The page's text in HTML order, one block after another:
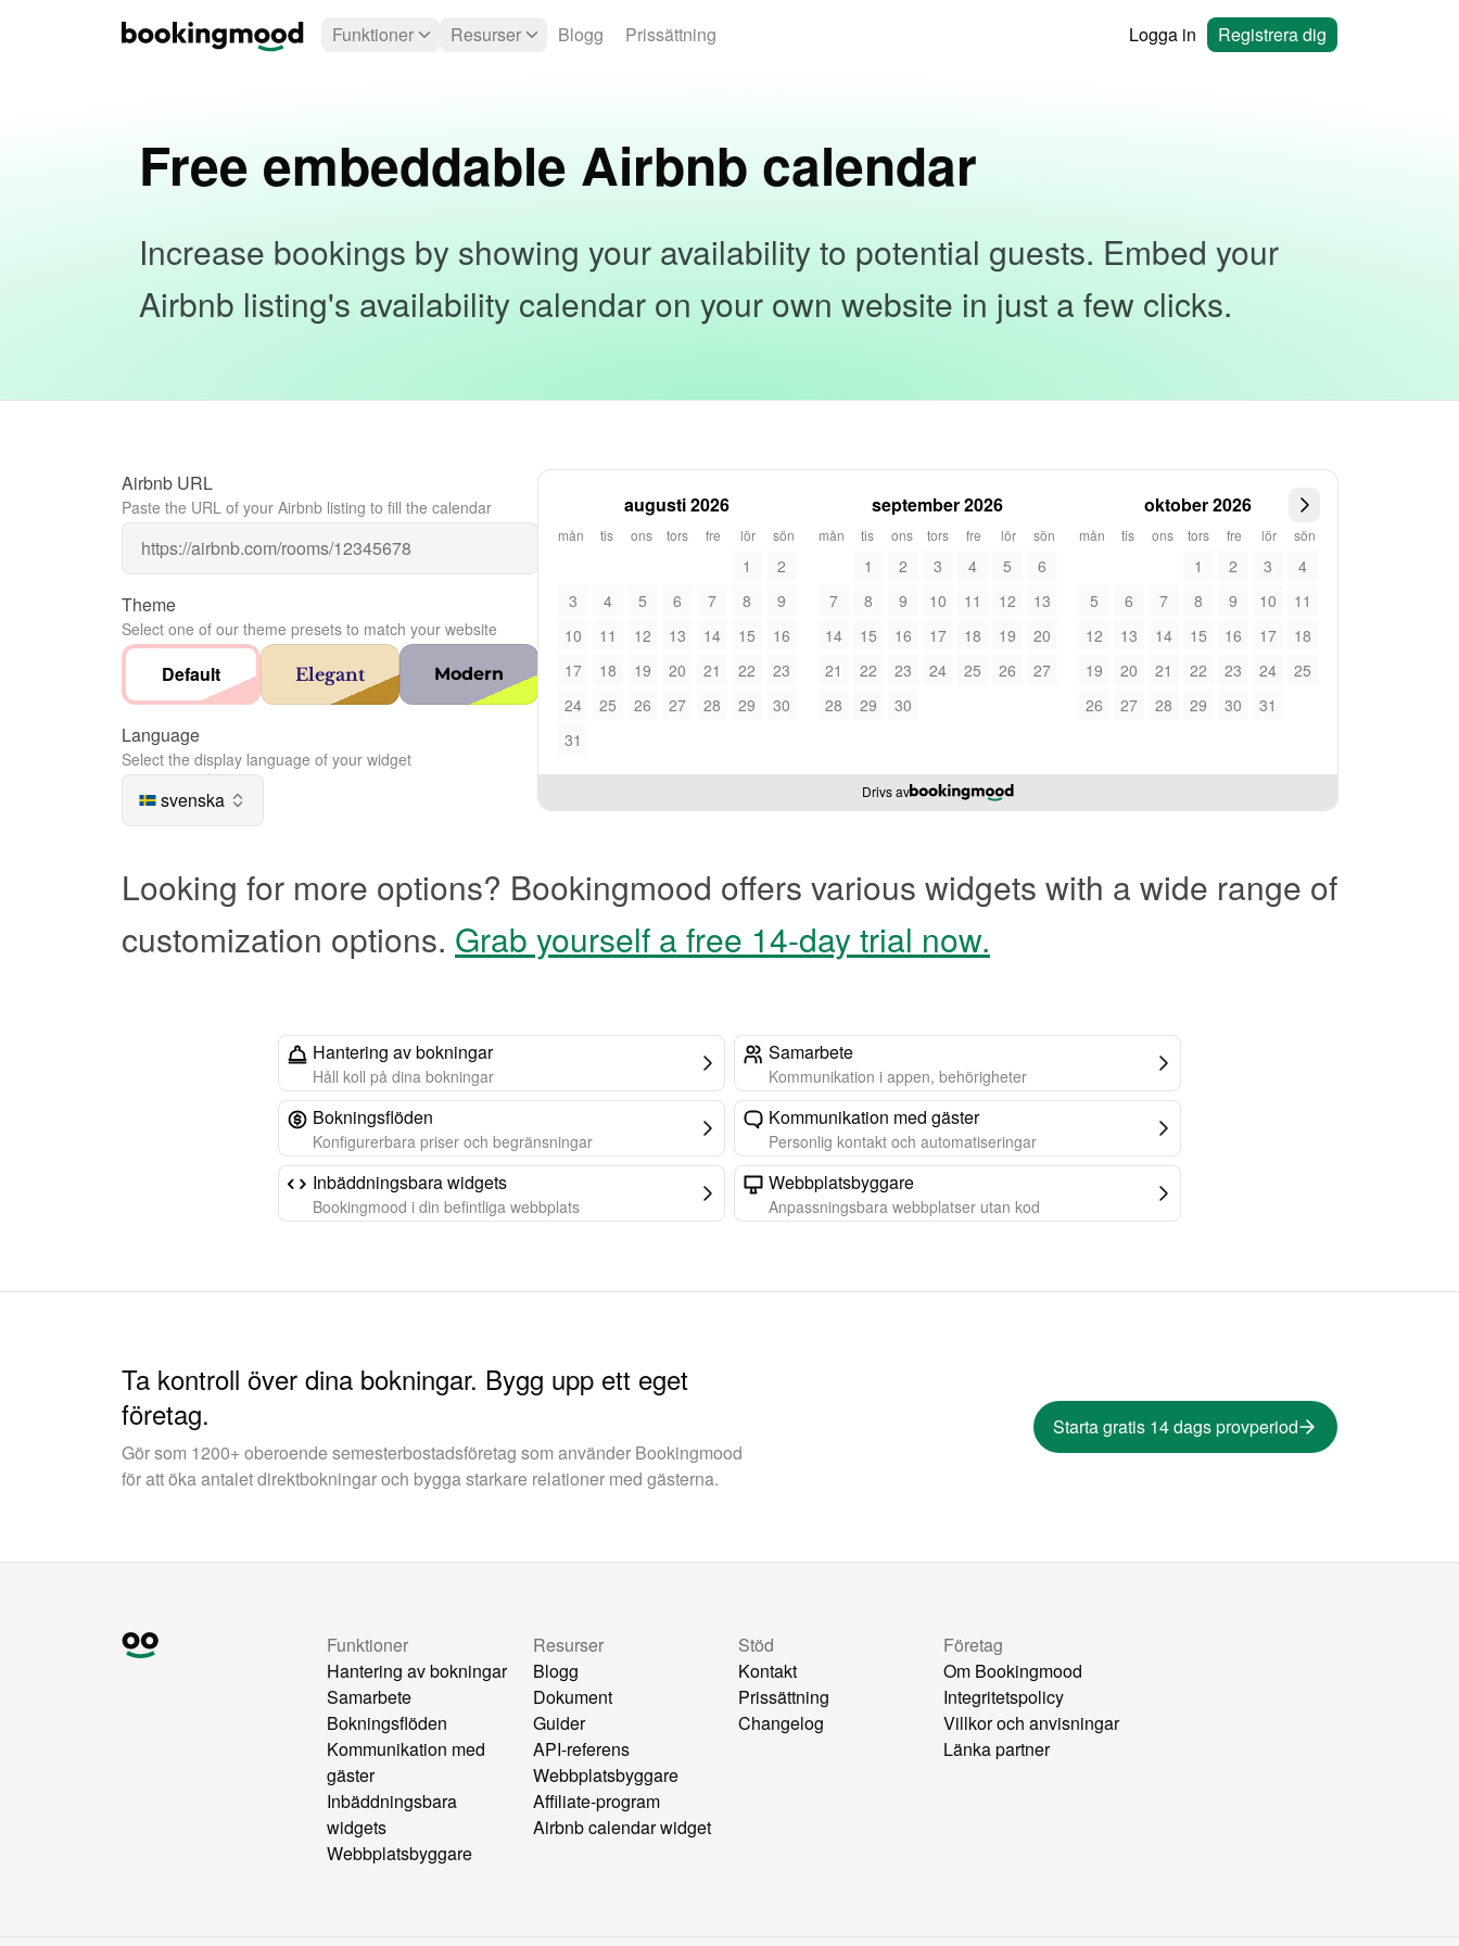
Funktioner Resurser Blogg Prissättning Logga in Registrera dig
Free embeddable Airbnb calendar
Increase bookings by showing your availability to potential guests. Embed your
Airbnb listing's availability calendar on your own website in just a few clicks.
Airbnb URL
Paste the URL of your Airbnb listing to fill the calendar
Theme
Select one of our theme presets to match your website
Default Elegant Modern
Language
Select the display language of your widget
svenska
augusti 2026
mån tis ons tors fre lör sön
1
2
3
4 5 6 7 8
9
10
11 12 13 14 15
16
17
18 19 20 21 22
23
24
25 26 27 28 29
30
31
september 2026
mån tis ons tors fre lör sön
1 2 3 4 5
6
7
8 9 10 11 12
13
14
15 16 17 18 19
20
21
22 23 24 25 26
27
28
29 30
oktober 2026
mån tis ons tors fre lör sön
1 2 3
4
5
6 7 8 9 10
11
12
13 14 15 16 17
18
19
20 21 22 23 24
25
26
27 28 29 30 31
Drivs av
Looking for more options? Bookingmood offers various widgets with a wide range of
customization options. Grab yourself a free 14-day trial now.
Hantering av bokningar
Håll koll på dina bokningar
Samarbete
Kommunikation i appen, behörigheter
Bokningsflöden
Konfigurerbara priser och begränsningar
Kommunikation med gäster
Personlig kontakt och automatiseringar
Inbäddningsbara widgets
Bookingmood i din befintliga webbplats
Webbplatsbyggare
Anpassningsbara webbplatser utan kod
Ta kontroll över dina bokningar. Bygg upp ett eget
företag.
Gör som 1200+ oberoende semesterbostadsföretag som använder Bookingmood
för att öka antalet direktbokningar och bygga starkare relationer med gästerna.
Starta gratis 14 dags provperiod
Funktioner
Hantering av bokningar
Samarbete
Bokningsflöden
Kommunikation med
gäster
Inbäddningsbara
widgets
Webbplatsbyggare
Resurser
Blogg
Dokument
Guider
API-referens
Webbplatsbyggare
Affiliate-program
Airbnb calendar widget
Stöd
Kontakt
Prissättning
Changelog
Företag
Om Bookingmood
Integritetspolicy
Villkor och anvisningar
Länka partner